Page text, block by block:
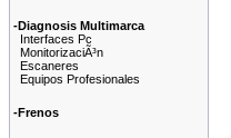
-Diagnosis Multimarca
Interfaces Pc
MonitorizaciÃ³n
Escaneres
Equipos Profesionales
-Frenos